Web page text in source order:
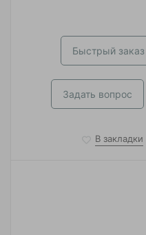
Быстрый заказ
Задать вопрос
В закладки